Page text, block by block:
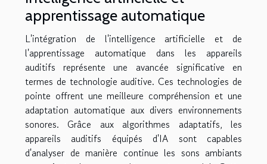
apprentissage automatique
L'intégration de l'intelligence artificielle et de
l'apprentissage automatique dans les appareils
auditifs représente une avancée significative en
termes de technologie auditive. Ces technologies de
pointe offrent une meilleure compréhension et une
adaptation automatique aux divers environnements
sonores. Grâce aux algorithmes adaptatifs, les
appareils auditifs équipés d'IA sont capables
d'analyser de manière continue les sons ambiants